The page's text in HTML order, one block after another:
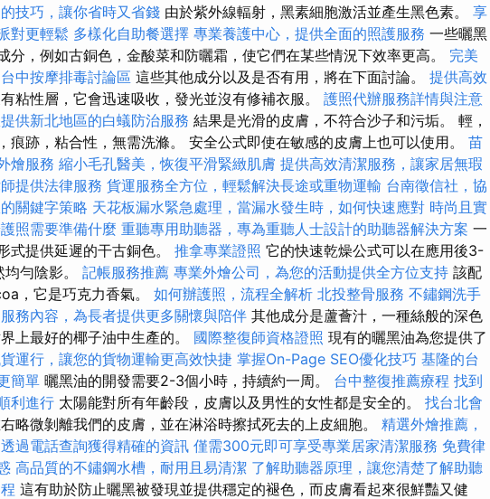
技巧，讓你省時又省錢 由於紫外線輻射，黑素細胞激活並產生黑色素。 享
對更輕鬆 多樣化自助餐選擇 專業養護中心，提供全面的照護服務 一些曬黑
分，例如古銅色，金酸菜和防曬霜，使它們在某些情況下效率更高。 完美
台中按摩排毒討論區 這些其他成分以及是否有用，將在下面討論。 提供高效
粘性層，它會迅速吸收，發光並沒有修補衣服。 護照代辦服務詳情與注意
供新北地區的白蟻防治服務 結果是光滑的皮膚，不符合沙子和污垢。 輕，
痕跡，粘合性，無需洗滌。 安全公式即使在敏感的皮膚上也可以使用。 苗
燴服務 縮小毛孔醫美，恢復平滑緊緻肌膚 提供高效清潔服務，讓家居無瑕
提供法律服務 貨運服務全方位，輕鬆解決長途或重物運輸 台南徵信社，協
關鍵字策略 天花板漏水緊急處理，當漏水發生時，如何快速應對 時尚且實
照需要準備什麼 重聽專用助聽器，專為重聽人士設計的助聽器解決方案 一
式提供延遲的干古銅色。 推拿專業證照 它的快速乾燥公式可以在應用後3-
勻陰影。 記帳服務推薦 專業外燴公司，為您的活動提供全方位支持 該配
，它是巧克力香氣。 如何辦護照，流程全解析 北投整骨服務 不鏽鋼洗手
務內容，為長者提供更多關懷與陪伴 其他成分是蘆薈汁，一種絲般的深色
上最好的椰子油中生產的。 國際整復師資格證照 現有的曬黑油為您提供了
運行，讓您的貨物運輸更高效快捷 掌握On-Page SEO優化技巧 基隆的台
簡單 曬黑油的開發需要2-3個小時，持續約一周。 台中整復推薦療程 找到
利進行 太陽能對所有年齡段，皮膚以及男性的女性都是安全的。 找台北會
略微剝離我們的皮膚，並在淋浴時擦拭死去的上皮細胞。 精選外燴推薦，
透過電話查詢獲得精確的資訊 僅需300元即可享受專業居家清潔服務 免費律
高品質的不鏽鋼水槽，耐用且易清潔 了解助聽器原理，讓您清楚了解助聽
這有助於防止曬黑被發現並提供穩定的褪色，而皮膚看起來很鮮豔又健